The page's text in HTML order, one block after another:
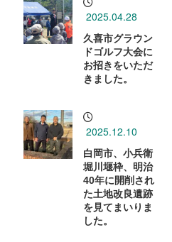
2025.04.28
久喜市グラウン
ドゴルフ大会に
お招きをいただ
きました。
2025.12.10
白岡市、小兵衛
堀川堰枠、明治
40年に開削され
た土地改良遺跡
を見てまいりま
した。